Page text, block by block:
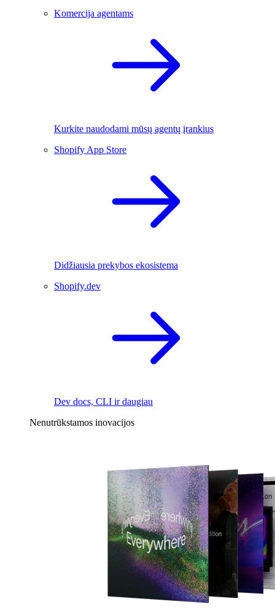
Komercija agentams
Kurkite naudodami mūsų agentų įrankius
Shopify App Store
Didžiausia prekybos ekosistema
Shopify.dev
Dev docs, CLI ir daugiau
Nenutrūkstamos inovacijos